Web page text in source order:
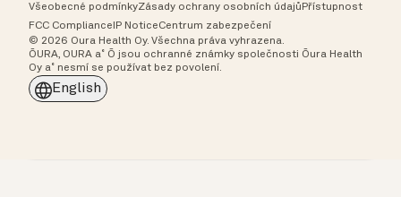
Všeobecné podmínkyZásady ochrany osobních údajů Přístupnost
FCC Compliance IP NoticeCentrum zabezpečení
© 2026 Oura Health Oy. Všechna práva vyhrazena.
ŌURA, OURA a˚ Ō jsou ochranné známky společnosti Ōura Health
Oy a˚ nesmí se používat bez povolení.
English